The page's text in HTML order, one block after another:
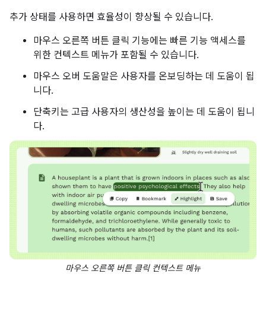
추가 상태를 사용하면 효율성이 향상될 수 있습니다.
마우스 오른쪽 버튼 클릭 기능에는 빠른 기능 액세스를
위한 컨텍스트 메뉴가 포함될 수 있습니다.
마우스 오버 도움말은 사용자를 온보딩하는 데 도움이 됩
니다.
단축키는 고급 사용자의 생산성을 높이는 데 도움이 됩니
다.
마우스 오른쪽 버튼 클릭 컨텍스트 메뉴